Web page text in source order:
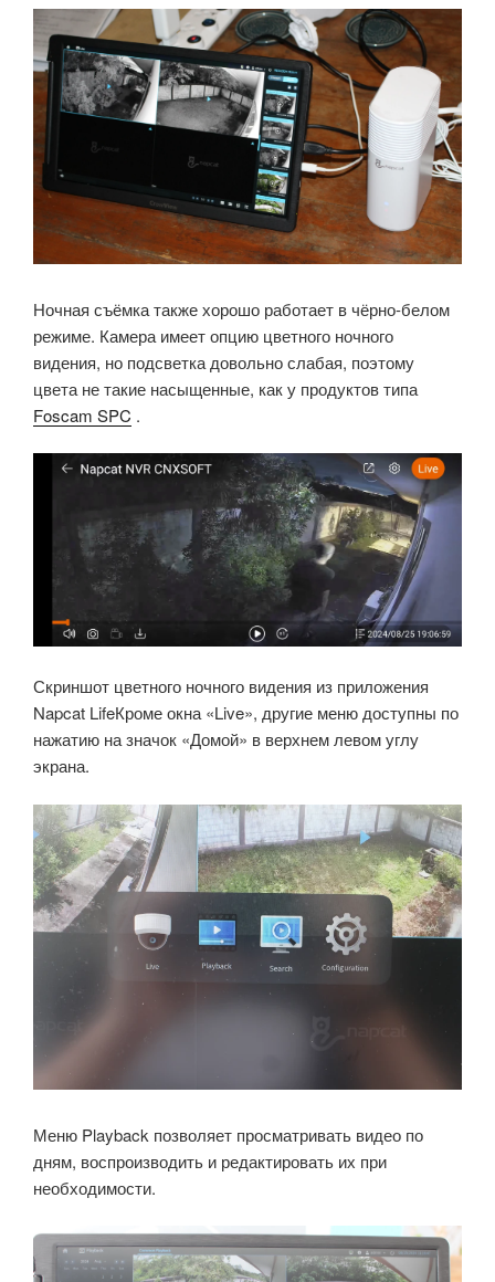
Ночная съёмка также хорошо работает в чёрно-белом
режиме. Камера имеет опцию цветного ночного
видения, но подсветка довольно слабая, поэтому
цвета не такие насыщенные, как у продуктов типа
Foscam SPC .
Скриншот цветного ночного видения из приложения
Napcat LifeКроме окна «Live», другие меню доступны по
нажатию на значок «Домой» в верхнем левом углу
экрана.
Меню Playback позволяет просматривать видео по
дням, воспроизводить и редактировать их при
необходимости.